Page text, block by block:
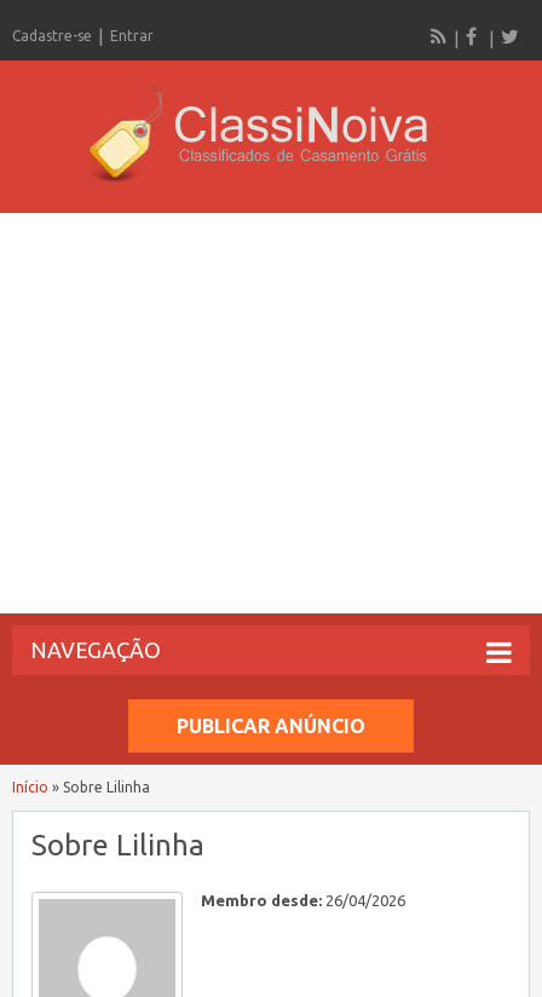
Cadastre-se Entrar
NAVEGAÇÃO
PUBLICAR ANÚNCIO
Início » Sobre Lilinha
Sobre Lilinha
Membro desde: 26/04/2026